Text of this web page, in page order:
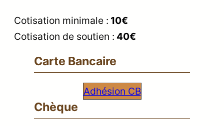
Cotisation minimale : 10€
Cotisation de soutien : 40€
Carte Bancaire
Adhésion CB
Chèque